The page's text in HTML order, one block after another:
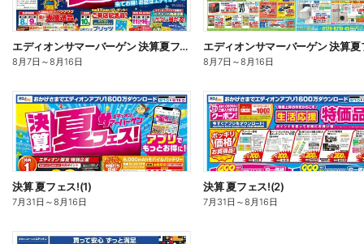
エディオンサマーバーゲン 決算夏フェス!(オモテ)
8月7日 ～8月16日 8月7日 ～8月16日
決算 夏フェス!(1)
7月31日 ～8月16日
決算 夏フェス!(2)
7月31日 ～8月16日